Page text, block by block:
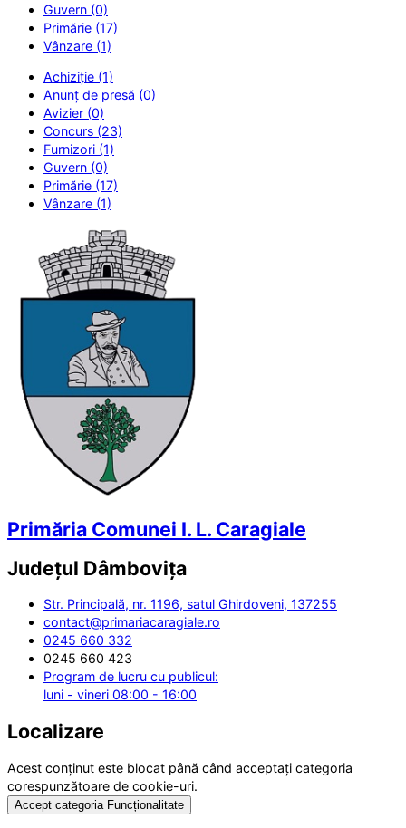
Guvern (0)
Primărie (17)
Vânzare (1)
Achiziție (1)
Anunț de presă (0)
Avizier (0)
Concurs (23)
Furnizori (1)
Guvern (0)
Primărie (17)
Vânzare (1)
Primăria Comunei I. L. Caragiale
Județul Dâmbovița
Str. Principală, nr. 1196, satul Ghirdoveni, 137255
contact@primariacaragiale.ro
0245 660 332
0245 660 423
Program de lucru cu publicul:
luni - vineri 08:00 - 16:00
Localizare
Acest conținut este blocat până când acceptați categoria
corespunzătoare de cookie-uri.
Accept categoria Funcționalitate